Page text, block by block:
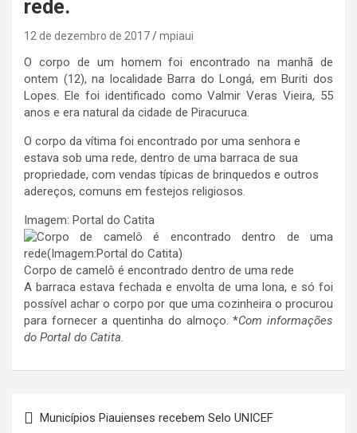
rede.
12 de dezembro de 2017 mpiaui
O corpo de um homem foi encontrado na manhã de
ontem (12), na localidade Barra do Longá, em Buriti dos
Lopes. Ele foi identificado como Valmir Veras Vieira, 55
anos e era natural da cidade de Piracuruca.
O corpo da vítima foi encontrado por uma senhora e
estava sob uma rede, dentro de uma barraca de sua
propriedade, com vendas típicas de brinquedos e outros
adereços, comuns em festejos religiosos.
Imagem: Portal do Catita
Corpo de camelô é encontrado dentro de uma rede
A barraca estava fechada e envolta de uma lona, e só foi
possível achar o corpo por que uma cozinheira o procurou
para fornecer a quentinha do almoço. *Com informações
do Portal do Catita.
Municípios Piauienses recebem Selo UNICEF